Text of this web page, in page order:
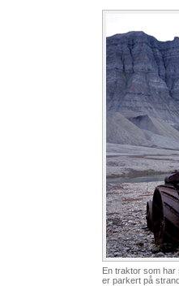
En traktor som
er parkert på